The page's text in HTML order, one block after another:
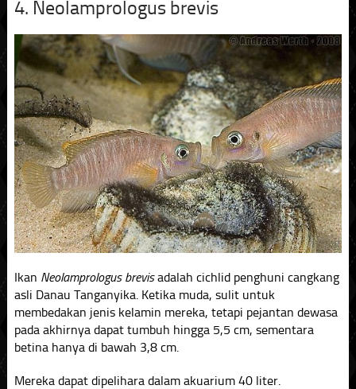
4. Neolamprologus brevis
Ikan Neolamprologus brevisadalah cichlid penghuni cangkang
asli Danau Tanganyika. Ketika muda, sulit untuk
membedakan jenis kelamin mereka, tetapi pejantan dewasa
pada akhirnya dapat tumbuh hingga 5,5 cm, sementara
betina hanya di bawah 3,8 cm.
Mereka dapat dipelihara dalam akuarium 40 liter.